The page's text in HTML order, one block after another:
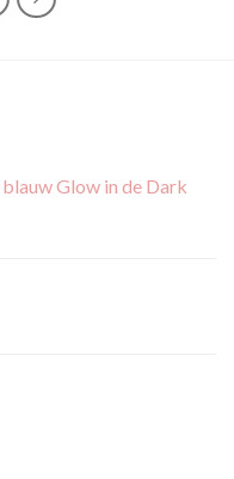
Glow in de Dark